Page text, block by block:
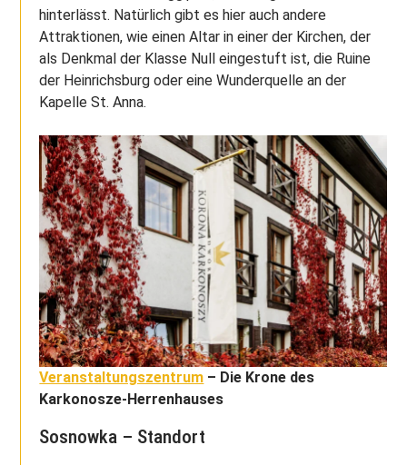
hinterlässt. Natürlich gibt es hier auch andere
Attraktionen, wie einen Altar in einer der Kirchen, der
als Denkmal der Klasse Null eingestuft ist, die Ruine
der Heinrichsburg oder eine Wunderquelle an der
Kapelle St. Anna.
Veranstaltungszentrum – Die Krone des
Karkonosze-Herrenhauses
Sosnowka – Standort